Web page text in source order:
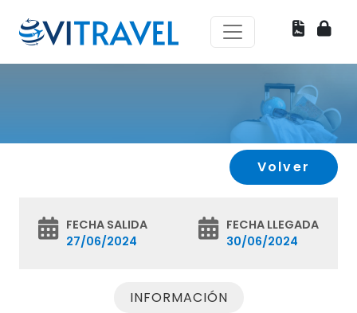
Volver
FECHA SALIDA
27/06/2024
FECHA LLEGADA
30/06/2024
INFORMACIÓN